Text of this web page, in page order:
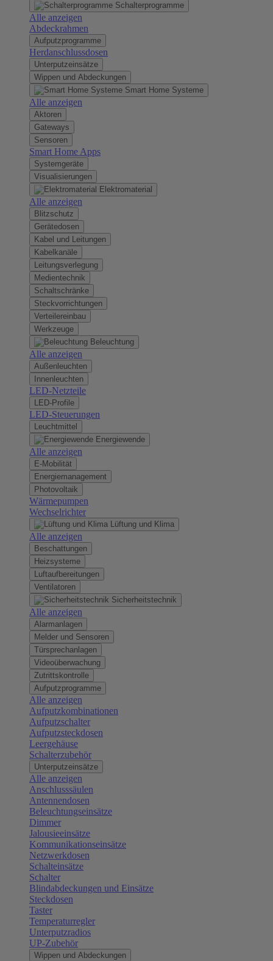
Schalterprogramme
Alle anzeigen
Abdeckrahmen
Aufputzprogramme
Herdanschlussdosen
Unterputzeinsätze
Wippen und Abdeckungen
Smart Home Systeme
Alle anzeigen
Aktoren
Gateways
Sensoren
Smart Home Apps
Systemgeräte
Visualisierungen
Elektromaterial
Alle anzeigen
Blitzschutz
Gerätedosen
Kabel und Leitungen
Kabelkanäle
Leitungsverlegung
Medientechnik
Schaltschränke
Steckvorrichtungen
Verteilereinbau
Werkzeuge
Beleuchtung
Alle anzeigen
Außenleuchten
Innenleuchten
LED-Netzteile
LED-Profile
LED-Steuerungen
Leuchtmittel
Energiewende
Alle anzeigen
E-Mobilität
Energiemanagement
Photovoltaik
Wärmepumpen
Wechselrichter
Lüftung und Klima
Alle anzeigen
Beschattungen
Heizsysteme
Luftaufbereitungen
Ventilatoren
Sicherheitstechnik
Alle anzeigen
Alarmanlagen
Melder und Sensoren
Türsprechanlagen
Videoüberwachung
Zutrittskontrolle
Aufputzprogramme
Alle anzeigen
Aufputzkombinationen
Aufputzschalter
Aufputzsteckdosen
Leergehäuse
Schalterzubehör
Unterputzeinsätze
Alle anzeigen
Anschlusssäulen
Antennendosen
Beleuchtungseinsätze
Dimmer
Jalousieeinsätze
Kommunikationseinsätze
Netzwerkdosen
Schalteinsätze
Schalter
Blindabdeckungen und Einsätze
Steckdosen
Taster
Temperaturregler
Unterputzradios
UP-Zubehör
Wippen und Abdeckungen